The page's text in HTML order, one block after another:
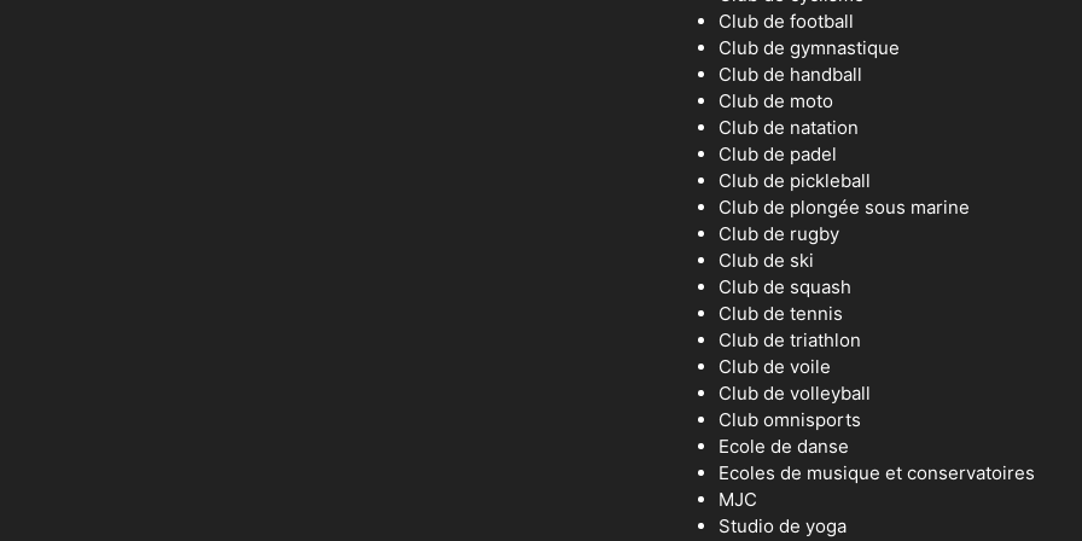
Club de football
Club de gymnastique
Club de handball
Club de moto
Club de natation
Club de padel
Club de pickleball
Club de plongée sous marine
Club de rugby
Club de ski
Club de squash
Club de tennis
Club de triathlon
Club de voile
Club de volleyball
Club omnisports
Ecole de danse
Ecoles de musique et conservatoires
MJC
Studio de yoga